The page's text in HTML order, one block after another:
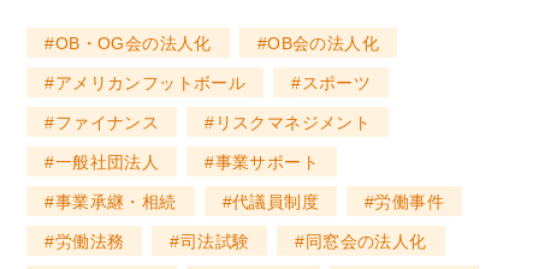
OB・OG会の法人化 OB会の法人化
アメリカンフットボール スポーツ
ファイナンス リスクマネジメント
一般社団法人 事業サポート
事業承継・相続 代議員制度 労働事件
労働法務 司法試験 同窓会の法人化